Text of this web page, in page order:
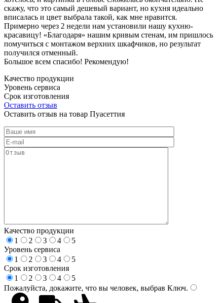
скажу, что это самый дешевый вариант, но кухня идеально
вписалась и цвет выбрала такой, как мне нравится.
Примерно через 2 недели нам установили нашу кухню-
красавицу! «Благодаря» нашим кривым стенам, им пришлось
помучиться с монтажом верхних шкафчиков, но результат
получился отменный.
Большое всем спасибо! Рекомендую!
Качество продукции
Уровень сервиса
Срок изготовления
Оставить отзыв
Оставить отзыв на товар Пуасеттия
Качество продукции
1
2 3 4
5
Уровень сервиса
1
2 3 4
5
Срок изготовления
1
2 3 4
5
Пожалуйста, докажите, что вы человек, выбрав Ключ.